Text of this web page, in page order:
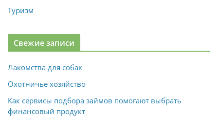
Туризм
Свежие записи
Лакомства для собак
Охотничье хозяйство
Как сервисы подбора займов помогают выбрать
финансовый продукт